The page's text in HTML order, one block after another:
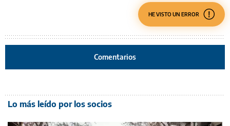
HE VISTO UN ERROR
Comentarios
Lo más leído por los socios